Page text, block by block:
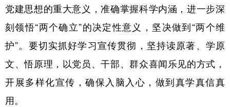
多语种频道
English Español Français عربى
Deutsch Português
党建思想的重大意义，准确掌握科学内涵，进一步深
刻领悟“两个确立”的决定性意义，坚决做到“两个维
护”。要切实抓好学习宣传贯彻，坚持读原著、学原
文、悟原理，以党员、干部、群众喜闻乐见的方式，
开展多样化宣传，确保入脑入心，做到真学真信真
用。